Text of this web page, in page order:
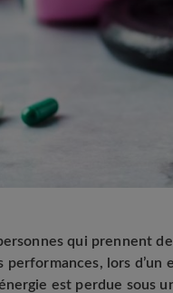
qui prennent
lors d’un
est perdue sous